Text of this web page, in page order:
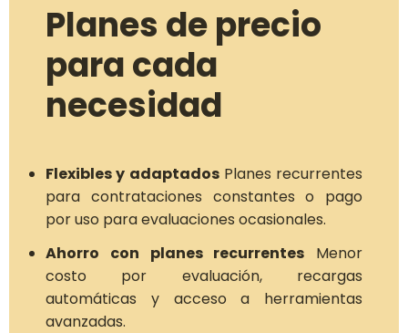
Planes de precio
para cada
necesidad
Flexibles y adaptadosPlanes recurrentes
para contrataciones constantes o pago
por uso para evaluaciones ocasionales.
Ahorro con planes recurrentes Menor
costo por evaluación, recargas
automáticas y acceso a herramientas
avanzadas.